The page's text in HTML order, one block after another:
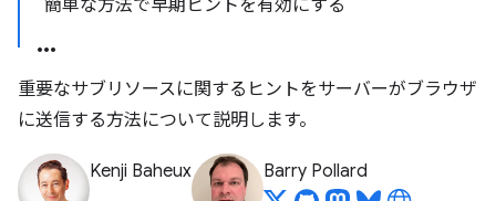
簡単な方法で早期ヒントを有効にする
重要なサブリソースに関するヒントをサーバーがブラウザ
に送信する方法について説明します。
Kenji Baheux Barry Pollard